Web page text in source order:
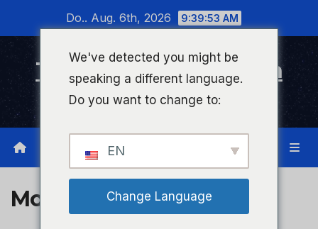
wechseln
Do.. Aug. 6th, 2026 9:39:53 AM
Timeline Bad Kreuznach
Infonetzwerk für Bad Kreuznach
Monat: Oktober 2023
We've detected you might be
speaking a different language.
Do you want to change to:
EN
Change Language